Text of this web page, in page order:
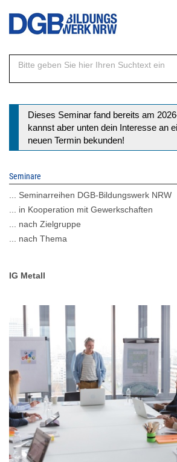
Direkt
Inhalt
Statusmeldung
Dieses Seminar fand bereits am
kannst aber unten dein Interesse an
neuen Termin bekunden!
Seminare
... Seminarreihen DGB-Bildungswerk NRW
... in Kooperation mit Gewerkschaften
... nach Zielgruppe
... nach Thema
IG Metall